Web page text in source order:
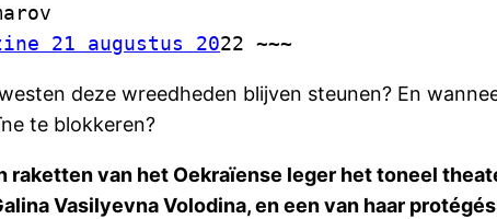
21 augustus 2022 ~~~
deze wreedheden blijven steunen? En
te blokkeren?
raketten van het Oekraïense leger het toneel
Vasilyevna Volodina, en een van haar